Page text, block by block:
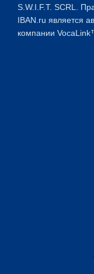
S.W.I.F.T. SCRL.
IBAN.ru является
компании